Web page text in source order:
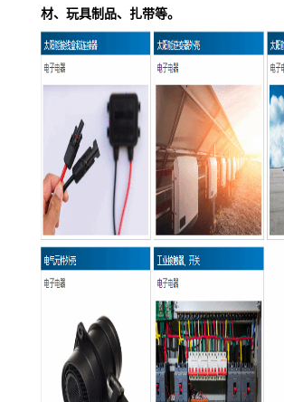
材、玩具制品、扎带等。